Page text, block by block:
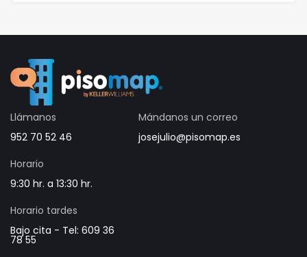
Llámanos
952 70 52 46
Mándanos un correo
josejulio@pisomap.es
Horario
9:30 hr. a 13:30 hr.
Horario tardes
Bajo cita - Tel: 609 36
78 55